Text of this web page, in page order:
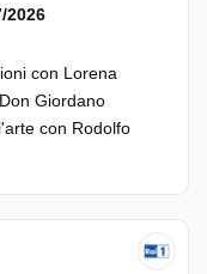
2026
con Lorena
Giordano
con Rodolfo